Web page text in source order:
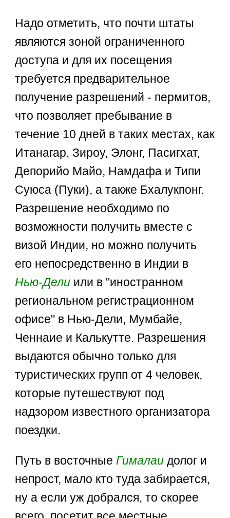
Надо отметить, что почти штаты
являются зоной ограниченного
доступа и для их посещения
требуется предварительное
получение разрешений - пермитов,
что позволяет пребывание в
течение 10 дней в таких местах, как
Итанагар, Зироу, Элонг, Пасигхат,
Депорийо Майо, Намдафа и Типи
Суюса (Пуки), а также Бхалукпонг.
Разрешение необходимо по
возможности получить вместе с
визой Индии, но можно получить
его непосредственно в Индии в
Нью-Дели или в "иностранном
региональном регистрационном
офисе" в Нью-Дели, Мумбайе,
Ченнаие и Калькутте. Разрешения
выдаются обычно только для
туристических групп от 4 человек,
которые путешествуют под
надзором известного организатора
поездки.
Путь в восточные Гималаи долог и
непрост, мало кто туда забирается,
ну а если уж добрался, то скорее